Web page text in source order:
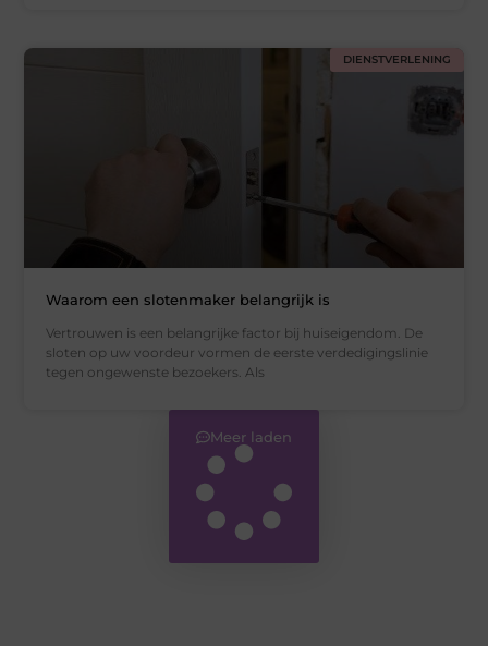
DIENSTVERLENING
Waarom een slotenmaker belangrijk is
Vertrouwen is een belangrijke factor bij huiseigendom. De
sloten op uw voordeur vormen de eerste verdedigingslinie
tegen ongewenste bezoekers. Als
Meer laden